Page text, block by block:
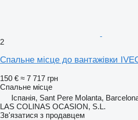
2
Спальне місце до вантажівки
150 € ≈ 7 717 грн
Спальне місце
Іспанія, Sant Pere Molanta,
LAS COLINAS OCASION, S.L.
Зв'язатися з продавцем